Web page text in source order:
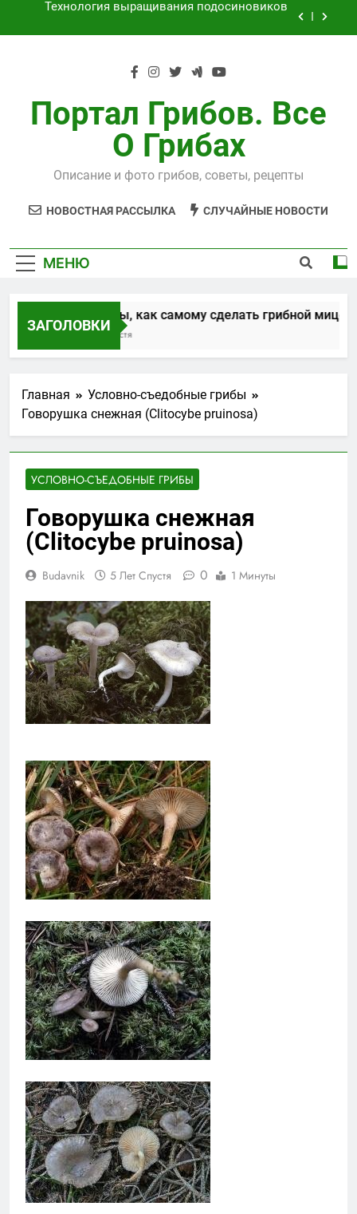
Перейти
Как выращивать рыжики на даче
мицелий
Технология выращивания подосиновиков
Как выращивать рыжики на даче
Портал Грибов. Все
О Грибах
Описание и фото грибов, советы, рецепты
НОВОСТНАЯ РАССЫЛКА СЛУЧАЙНЫЕ НОВОСТИ
МЕНЮ
ЗАГОЛОВКИ
Способы, как самому сделать грибной мицелий
5 Лет Спустя
Главная
Условно-съедобные грибы
Говорушка снежная (Clitocybe pruinosa)
УСЛОВНО-СЪЕДОБНЫЕ ГРИБЫ
Говорушка снежная
(Clitocybe pruinosa)
Budavnik 5 Лет Спустя 0 1 Минуты